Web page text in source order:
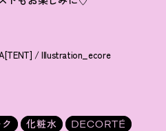
/ Illustration_ecore
化粧水
DECORTÉ